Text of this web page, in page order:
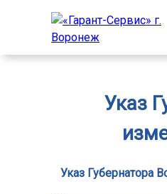
Указ
Указ Губернатора